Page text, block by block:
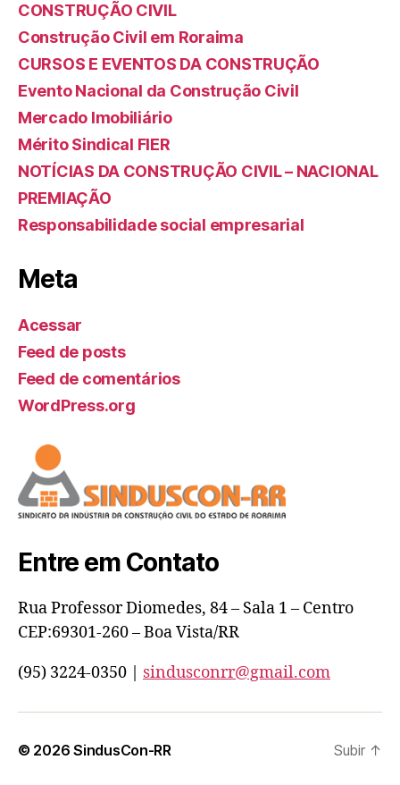
CONSTRUÇÃO CIVIL
Construção Civil em Roraima
CURSOS E EVENTOS DA CONSTRUÇÃO
Evento Nacional da Construção Civil
Mercado Imobiliário
Mérito Sindical FIER
NOTÍCIAS DA CONSTRUÇÃO CIVIL – NACIONAL
PREMIAÇÃO
Responsabilidade social empresarial
Meta
Acessar
Feed de posts
Feed de comentários
WordPress.org
Entre em Contato
Rua Professor Diomedes, 84 – Sala 1 – Centro
CEP:69301-260 – Boa Vista/RR
(95) 3224-0350 | sindusconrr@gmail.com
© 2026SindusCon-RR Subir ↑